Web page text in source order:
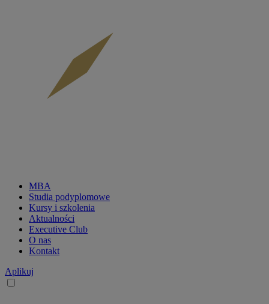
CKP
menu
main
-
desktop
MBA
Studia podyplomowe
Kursy i szkolenia
Aktualności
Executive Club
O nas
Kontakt
Aplikuj